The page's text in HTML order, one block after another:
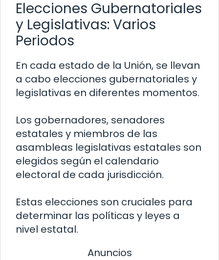
Elecciones Gubernatoriales
y Legislativas: Varios
Periodos
En cada estado de la Unión, se llevan
a cabo elecciones gubernatoriales y
legislativas en diferentes momentos.
Los gobernadores, senadores
estatales y miembros de las
asambleas legislativas estatales son
elegidos según el calendario
electoral de cada jurisdicción.
Estas elecciones son cruciales para
determinar las políticas y leyes a
nivel estatal.
Anuncios